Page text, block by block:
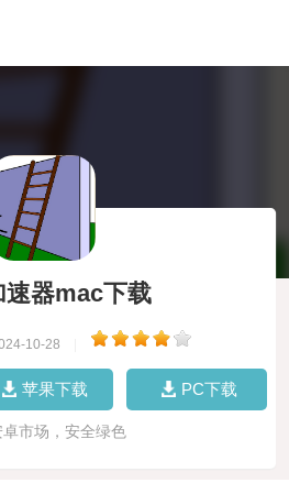
速器mac下载
10-28
苹果下载 PC下载
卓市场，安全绿色